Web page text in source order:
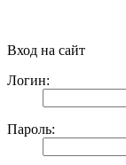
Вход на сайт
Логин:
Пароль: